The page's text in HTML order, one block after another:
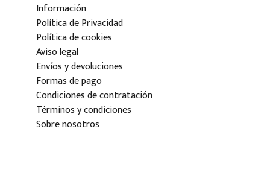
Información
Política de Privacidad
Política de cookies
Aviso legal
Envíos y devoluciones
Formas de pago
Condiciones de contratación
Términos y condiciones
Sobre nosotros